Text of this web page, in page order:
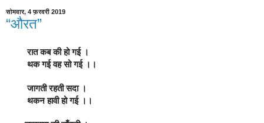
सोमवार, 4 फ़रवरी 2019
“औरत”
         रात कब की हो गई ।
         थक गई वह सो गई ।।
         जागती रहती सदा ।
         थकन हावी हो गई ।।